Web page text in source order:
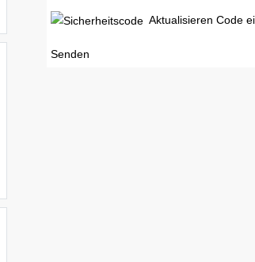
Aktualisieren Code
Senden